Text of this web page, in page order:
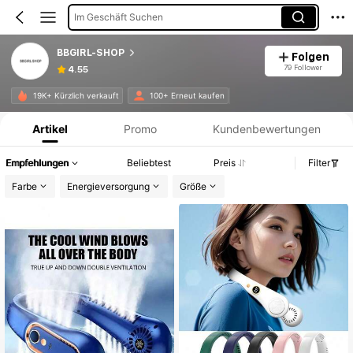
Im Geschäft Suchen
BBGIRL-SHOP
4.55
Folgen
79 Follower
19K+ Kürzlich verkauft 100+ Erneut kaufen
Produktinformation: Preisangabe, Verkaufs- und Lagerbestandsdetails.
Artikel Promo Kundenbewertungen
Empfehlungen Beliebtest Preis
Filter
Farbe
Energieversorgung Größe